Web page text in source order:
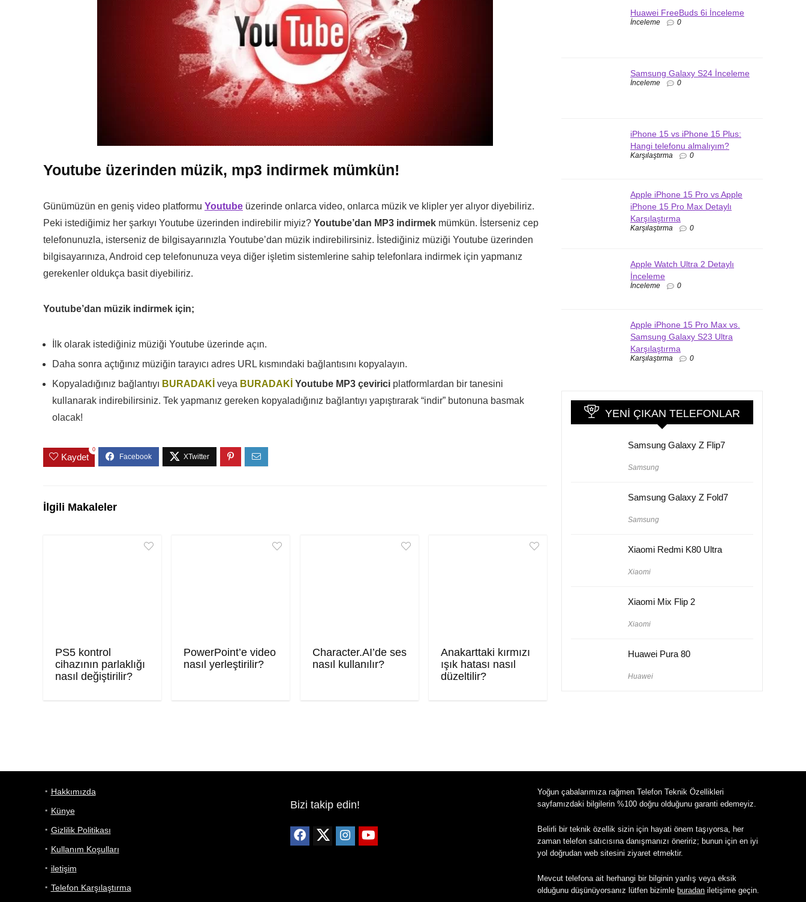
Youtube üzerinden müzik, mp3 indirmek mümkün!
Günümüzün en geniş video platformu Youtube üzerinde onlarca video, onlarca müzik ve klipler yer alıyor diyebiliriz.
Peki istediğimiz her şarkıyı Youtube üzerinden indirebilir miyiz? Youtube’dan MP3 indirmek mümkün. İsterseniz cep
telefonunuzla, isterseniz de bilgisayarınızla Youtube’dan müzik indirebilirsiniz. İstediğiniz müziği Youtube üzerinden
bilgisayarınıza, Android cep telefonunuza veya diğer işletim sistemlerine sahip telefonlara indirmek için yapmanız
gerekenler oldukça basit diyebiliriz.
Youtube’dan müzik indirmek için;
İlk olarak istediğiniz müziği Youtube üzerinde açın.
Daha sonra açtığınız müziğin tarayıcı adres URL kısmındaki bağlantısını kopyalayın.
Kopyaladığınız bağlantıyı BURADAKİ veya BURADAKİ Youtube MP3 çevirici platformlardan bir tanesini
kullanarak indirebilirsiniz. Tek yapmanız gereken kopyaladığınız bağlantıyı yapıştırarak “indir” butonuna basmak
olacak!
Kaydet
0
İlgili Makaleler
PS5 kontrol
cihazının parlaklığı
nasıl değiştirilir?
PowerPoint’e video
nasıl yerleştirilir?
Character.AI’de ses
nasıl kullanılır?
Anakarttaki kırmızı
ışık hatası nasıl
düzeltilir?
Huawei FreeBuds 6i İnceleme
İnceleme 0
Samsung Galaxy S24 İnceleme
İnceleme 0
iPhone 15 vs iPhone 15 Plus:
Hangi telefonu almalıyım?
Karşılaştırma 0
Apple iPhone 15 Pro vs Apple
iPhone 15 Pro Max Detaylı
Karşılaştırma
Karşılaştırma 0
Apple Watch Ultra 2 Detaylı
İnceleme
İnceleme 0
Apple iPhone 15 Pro Max vs.
Samsung Galaxy S23 Ultra
Karşılaştırma
Karşılaştırma 0
YENI ÇIKAN TELEFONLAR
Samsung Galaxy Z Flip7
Samsung
Samsung Galaxy Z Fold7
Samsung
Xiaomi Redmi K80 Ultra
Xiaomi
Xiaomi Mix Flip 2
Xiaomi
Huawei Pura 80
Huawei
Hakkımızda
Künye
Gizlilik Politikası
Kullanım Koşulları
iletişim
Telefon Karşılaştırma
Bizi takip edin!
Yoğun çabalarımıza rağmen Telefon Teknik Özellikleri
sayfamızdaki bilgilerin %100 doğru olduğunu garanti edemeyiz.
Belirli bir teknik özellik sizin için hayati önem taşıyorsa, her
zaman telefon satıcısına danışmanızı öneririz; bunun için en iyi
yol doğrudan web sitesini ziyaret etmektir.
Mevcut telefona ait herhangi bir bilginin yanlış veya eksik
olduğunu düşünüyorsanız lütfen bizimle buradan iletişime geçin.